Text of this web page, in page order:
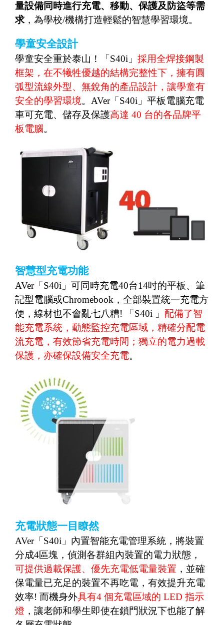
量設備同時進行充電、移動、保護及防盜等需
求 ，為學校/機構打造輕鬆的智慧學習環境。
學童安全設計
學童安全重於泰山！「 S40i 」 採用全焊接鋼製
框架，在不犧牲優越的結構完整性下，擁有圓
弧型流線外型、無銳角的產品設計，讓學童有
安全的學習環境。 AVer「 S40i 」平板電腦充電
車可充電、儲存及保護高達 40 台的各品牌平
板電腦。
智慧型充電功能
AVer「S40i 」可同時充電40台14吋的平板、筆
記型電腦或Chromebook ，全部裝置統一充電方
便，線材也不會亂七八糟! 「S40i 」 配備了智
能充電系統，動態監控充電區域，精確分配電
流充電，有效節省充電時間；獨立的電力過載
保護，亦確保設備安全充電。
充電狀態一目瞭然
AVer「S40i 」內置智能充電管理系統，將裝置
分成4區塊，偵測各群組內裝置的電力狀態，
可提供過載保護、優先充電低電量裝置 ，並確
保電量已充足的裝置不再吃電，有效提升充電
效率! 而機身外具有4 個充電區域的 LED 指示
燈 ，讓老師和學生即使在鎖門狀況下也能了解